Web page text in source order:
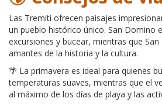
Las Tremiti ofrecen paisajes
un pueblo histórico único. San Domino
excursiones y bucear, mientras que
amantes de la historia y la cultura.
🌴 La primavera es ideal para quienes
temperaturas suaves, mientras que el
al máximo de los días de playa y las